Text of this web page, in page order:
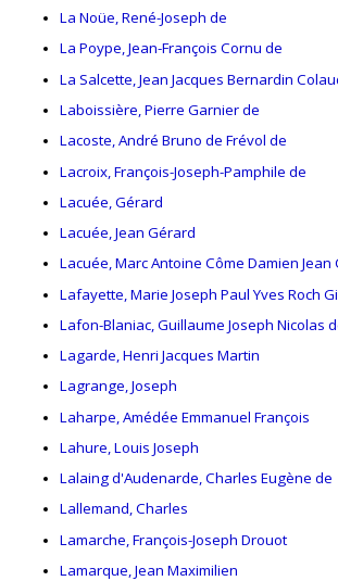
La Noüe, René-Joseph de
La Poype, Jean-François Cornu de
La Salcette, Jean Jacques Bernardin
Laboissière, Pierre Garnier de
Lacoste, André Bruno de Frévol de
Lacroix, François-Joseph-Pamphile de
Lacuée, Gérard
Lacuée, Jean Gérard
Lacuée, Marc Antoine Côme Damien Jean
Lafayette, Marie Joseph Paul Yves Roch
Lafon-Blaniac, Guillaume Joseph Nicolas
Lagarde, Henri Jacques Martin
Lagrange, Joseph
Laharpe, Amédée Emmanuel François
Lahure, Louis Joseph
Lalaing d'Audenarde, Charles Eugène de
Lallemand, Charles
Lamarche, François-Joseph Drouot
Lamarque, Jean Maximilien